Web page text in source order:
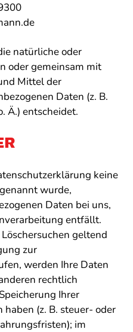
natürliche oder
oder gemeinsam mit
Mittel der
Daten (z. B.
Ä.) entscheidet.
keine
wurde,
Daten bei uns,
entfällt.
geltend
zur
werden Ihre Daten
rechtlich
Ihrer
(z. B. steuer- oder
im